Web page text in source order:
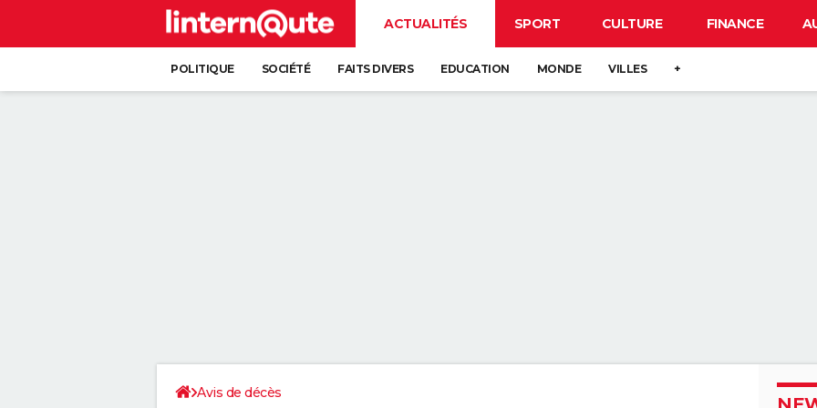
ACTUALITÉS SPORT CULTURE FINANCE
POLITIQUE SOCIÉTÉ FAITS DIVERS EDUCATION MONDE VILLES +
Avis de décès